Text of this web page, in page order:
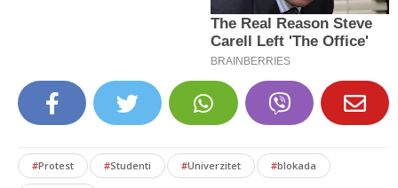
#Protest #Studenti #Univerzitet #blokada